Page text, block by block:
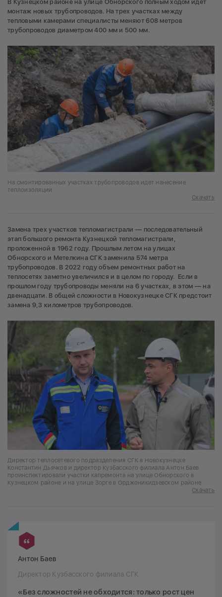
В Кузнецком районе на улице Обнорского полным ходом идет
монтаж новых трубопроводов. На трех участках между
тепловыми камерами специалисты меняют 608 метров
трубопроводов диаметром 400 мм и 500 мм.
На смонтированных участках трубопроводов идет нанесение
теплоизоляции
Скачать
Замена трех участков тепломагистрали — последовательный
этап большого ремонта Кузнецкой тепломагистрали,
проложенной в 1962 году. Прошлым летом на улицах
Обнорского и Метелкина СГК заменила 574 метра
трубопроводов. В 2022 году объем ремонтных работ на
теплосетях заметно увеличился и в целом по городу. Если в
прошлом году трубопроводы меняли на 6 участках, в этом — на
двенадцати. В общей сложности в Новокузнецке СГК предстоит
замена 9,3 километров трубопроводов.
Директор теплосетевого подразделения СГК в Новокузнецке
Константин Дьячков и директор Кузбасского филиала Антон Баев
проинспектировали участки капремонта на улице Обнорского в
Кузнецком районе и на улице Зорге в Орджоникидзевском районе
Скачать
Антон Баев
Директор Кузбасского филиала СГК
«Без сложностей не обходится: только рост цен